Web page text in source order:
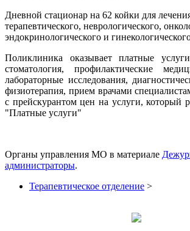
Дневной стационар на 62 койки для
терапевтического, неврологического,
эндокринологического и
Поликлиника оказывает платные
стоматология, профилактические
лабораторные исследования,
физиотерапия, прием врачами
с прейскурантом цен на услуги, который
"Платные услуги"
Органы управления МО в материале
администраторы.
Терапевтическое отделение >